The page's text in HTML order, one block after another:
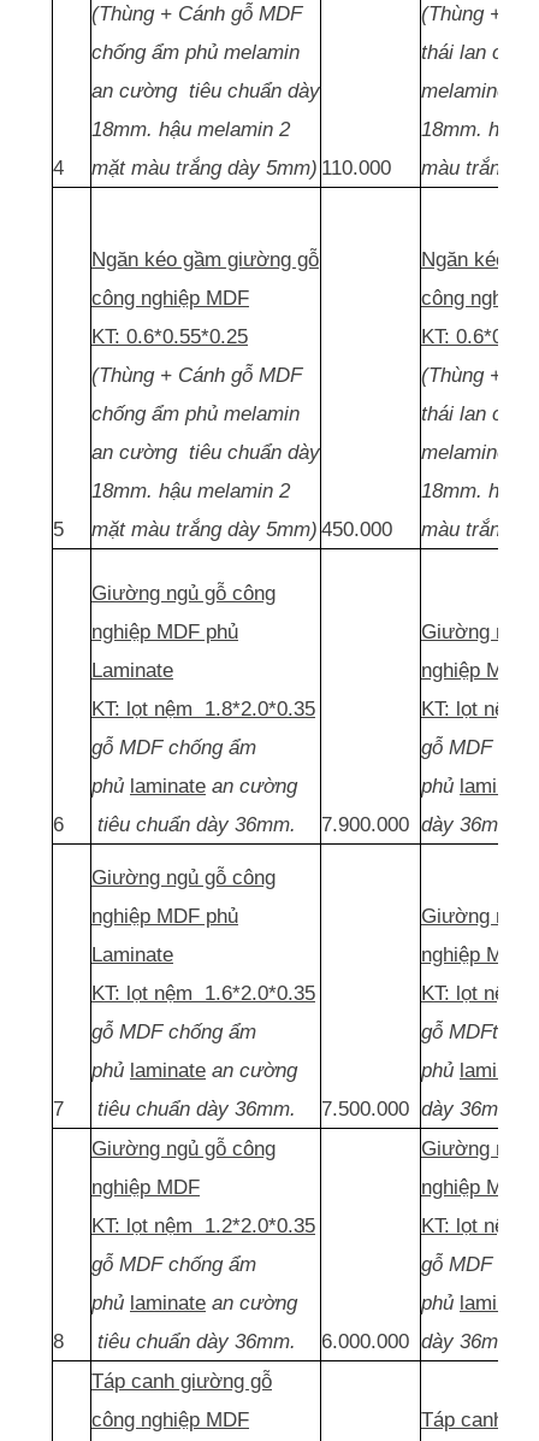
4
(Thùng + Cánh gỗ MDF
chống ẩm phủ melamin
an cường tiêu chuẩn dày
18mm. hậu melamin 2
mặt màu trắng dày 5mm) 110.000
(Thùng +
thái lan
melamine
18mm. hậu
màu trắng
5
Ngăn kéo gầm giường gỗ
công nghiệp MDF
KT: 0.6*0.55*0.25
(Thùng + Cánh gỗ MDF
chống ẩm phủ melamin
an cường tiêu chuẩn dày
18mm. hậu melamin 2
mặt màu trắng dày 5mm) 450.000
Ngăn kéo
công nghiệp
KT:
(Thùng +
thái lan
melamine
18mm. hậu
màu trắng
6
Giường ngủ gỗ công
nghiệp MDF phủ
Laminate
KT: lọt nệm 1.8*2.0*0.35
gỗ MDF chống ẩm
phủ laminate an cường
tiêu chuẩn dày 36mm.
7.900.000
Giường ngủ
nghiệp MDF
KT: lọt nệm
gỗ MDF thái
phủ laminate
dày 36mm.
7
Giường ngủ gỗ công
nghiệp MDF phủ
Laminate
KT: lọt nệm 1.6*2.0*0.35
gỗ MDF chống ẩm
phủ laminate an cường
tiêu chuẩn dày 36mm.
7.500.000
Giường ngủ
nghiệp MDF
KT: lọt nệm
gỗ MDFthái
phủ laminate
dày 36mm.
8
Giường ngủ gỗ công
nghiệp MDF
KT: lọt nệm 1.2*2.0*0.35
gỗ MDF chống ẩm
phủ laminate an cường
tiêu chuẩn dày 36mm.
6.000.000
Giường ngủ
nghiệp MDF
KT: lọt nệm
gỗ MDF thái
phủ laminate
dày 36mm.
Táp canh giường gỗ
công nghiệp MDF
Táp canh